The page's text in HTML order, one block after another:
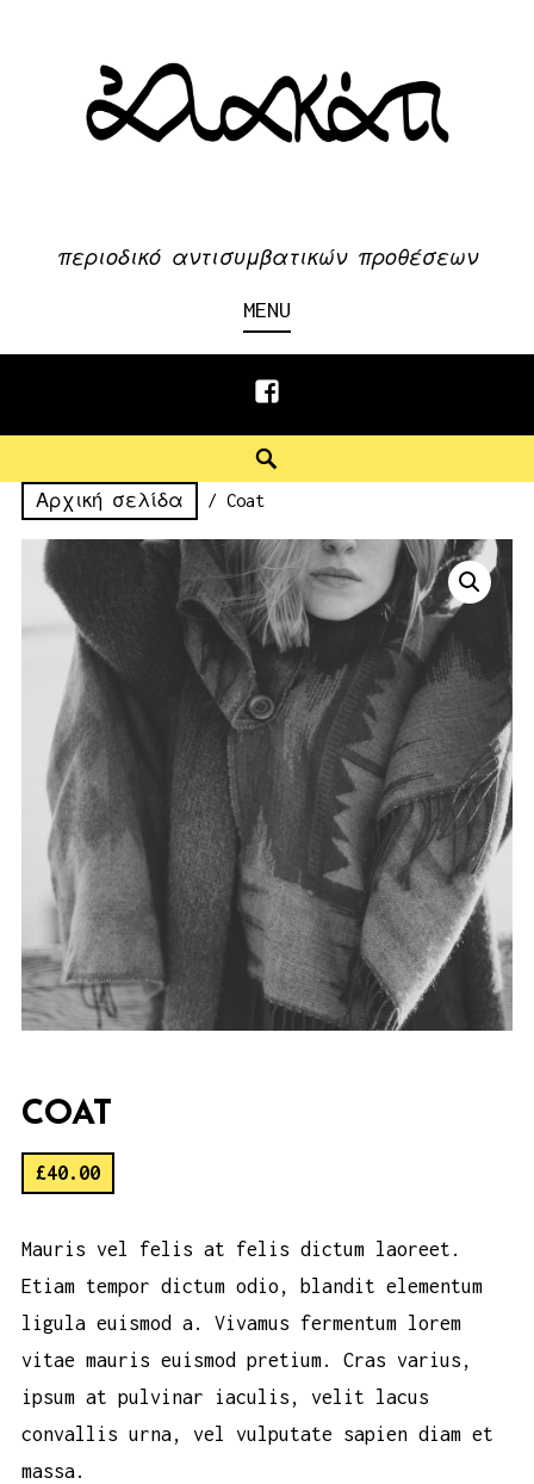
περιοδικό αντισυμβατικών προθέσεων
MENU
Facebook
Αρχική σελίδα / Coat
COAT
£40.00
Mauris vel felis at felis dictum laoreet.
Etiam tempor dictum odio, blandit elementum
ligula euismod a. Vivamus fermentum lorem
vitae mauris euismod pretium. Cras varius,
ipsum at pulvinar iaculis, velit lacus
convallis urna, vel vulputate sapien diam et
massa.